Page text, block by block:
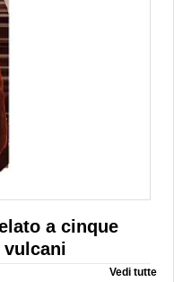
a cinque
Vedi tutte